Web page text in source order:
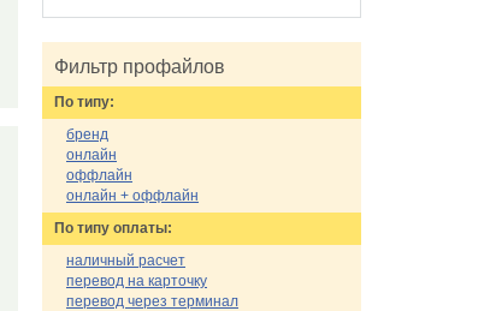
Фильтр профайлов
По типу:
бренд
онлайн
оффлайн
онлайн + оффлайн
По типу оплаты:
наличный расчет
перевод на карточку
перевод через терминал